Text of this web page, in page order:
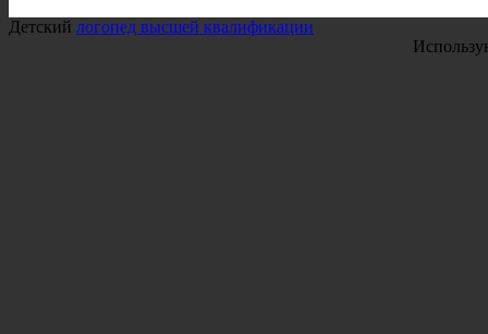
Детский логопед высшей квалификации